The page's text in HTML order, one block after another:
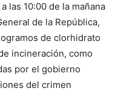
las 10:00 de la mañana
de la República,
de clorhidrato
incineración, como
por el gobierno
del crimen